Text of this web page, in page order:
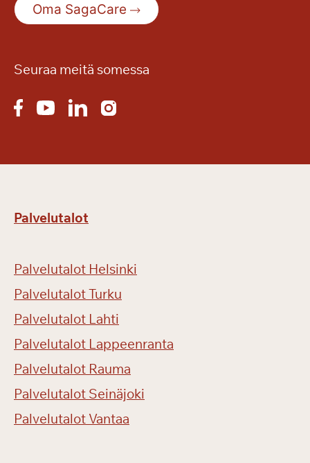
Oma SagaCare
Seuraa meitä somessa
Palvelutalot
Palvelutalot Helsinki
Palvelutalot Turku
Palvelutalot Lahti
Palvelutalot Lappeenranta
Palvelutalot Rauma
Palvelutalot Seinäjoki
Palvelutalot Vantaa